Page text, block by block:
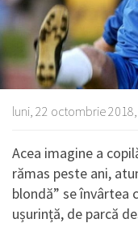
luni, 22 octombrie
Acea imagine a
rămas peste ani,
blondă” se învârtea
ușurință, de parcă